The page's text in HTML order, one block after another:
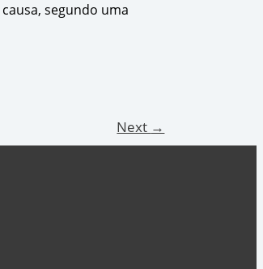
segundo uma
Next →